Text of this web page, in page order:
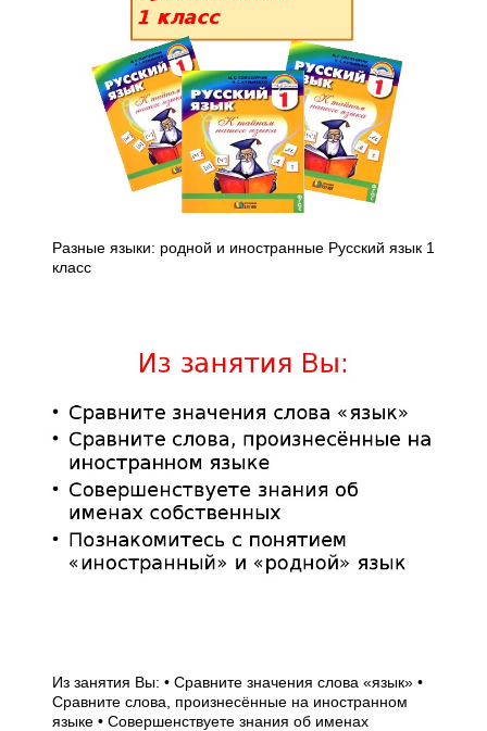
Разные языки: родной и иностранные Русский язык 1
класс
Из занятия Вы: • Сравните значения слова «язык» •
Сравните слова, произнесённые на иностранном
языке • Совершенствуете знания об именах